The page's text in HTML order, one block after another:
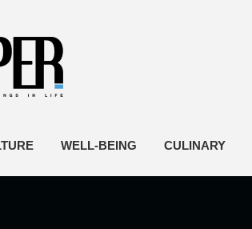
WELL-BEING CULINARY